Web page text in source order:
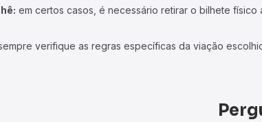
em certos casos, é necessário retirar o bilhete físico
verifique as regras específicas da viação